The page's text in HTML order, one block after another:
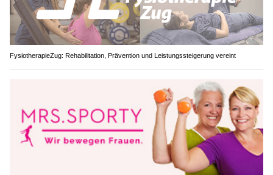
FysiotherapieZug: Rehabilitation, Prävention und Leistungssteigerung vereint